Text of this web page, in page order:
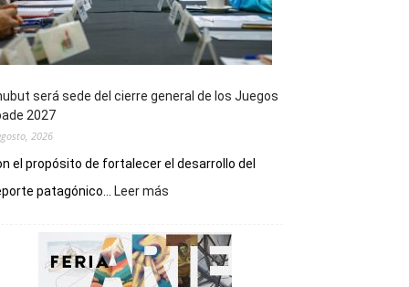
será sede del cierre general de los Juegos
2027
2026
el propósito de fortalecer el desarrollo del
patagónico...
Leer más
sede
del